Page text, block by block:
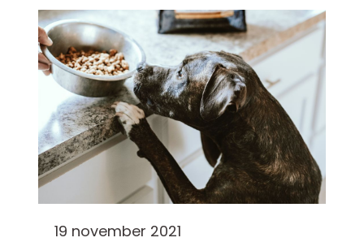
mod det perfekte hundefoder! Vi giv...
19 november 2021